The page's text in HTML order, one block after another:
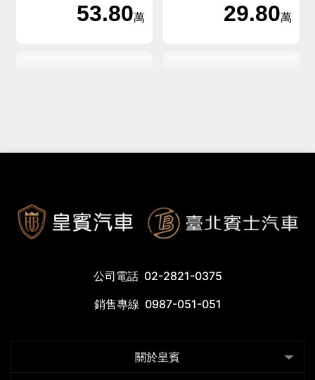
53.80萬 29.80萬
公司電話 02-2821-0375
銷售專線 0987-051-051
關於皇賓